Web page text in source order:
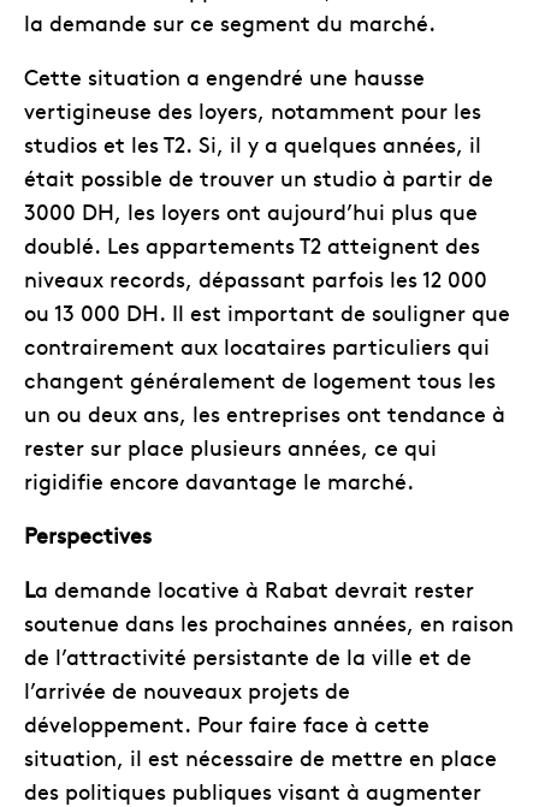
la demande sur ce segment du marché.
Cette situation a engendré une hausse
vertigineuse des loyers, notamment pour les
studios et les T2. Si, il y a quelques années, il
était possible de trouver un studio à partir de
3000 DH, les loyers ont aujourd’hui plus que
doublé. Les appartements T2 atteignent des
niveaux records, dépassant parfois les 12 000
ou 13 000 DH. Il est important de souligner que
contrairement aux locataires particuliers qui
changent généralement de logement tous les
un ou deux ans, les entreprises ont tendance à
rester sur place plusieurs années, ce qui
rigidifie encore davantage le marché.
Perspectives
La demande locative à Rabat devrait rester
soutenue dans les prochaines années, en raison
de l’attractivité persistante de la ville et de
l’arrivée de nouveaux projets de
développement. Pour faire face à cette
situation, il est nécessaire de mettre en place
des politiques publiques visant à augmenter